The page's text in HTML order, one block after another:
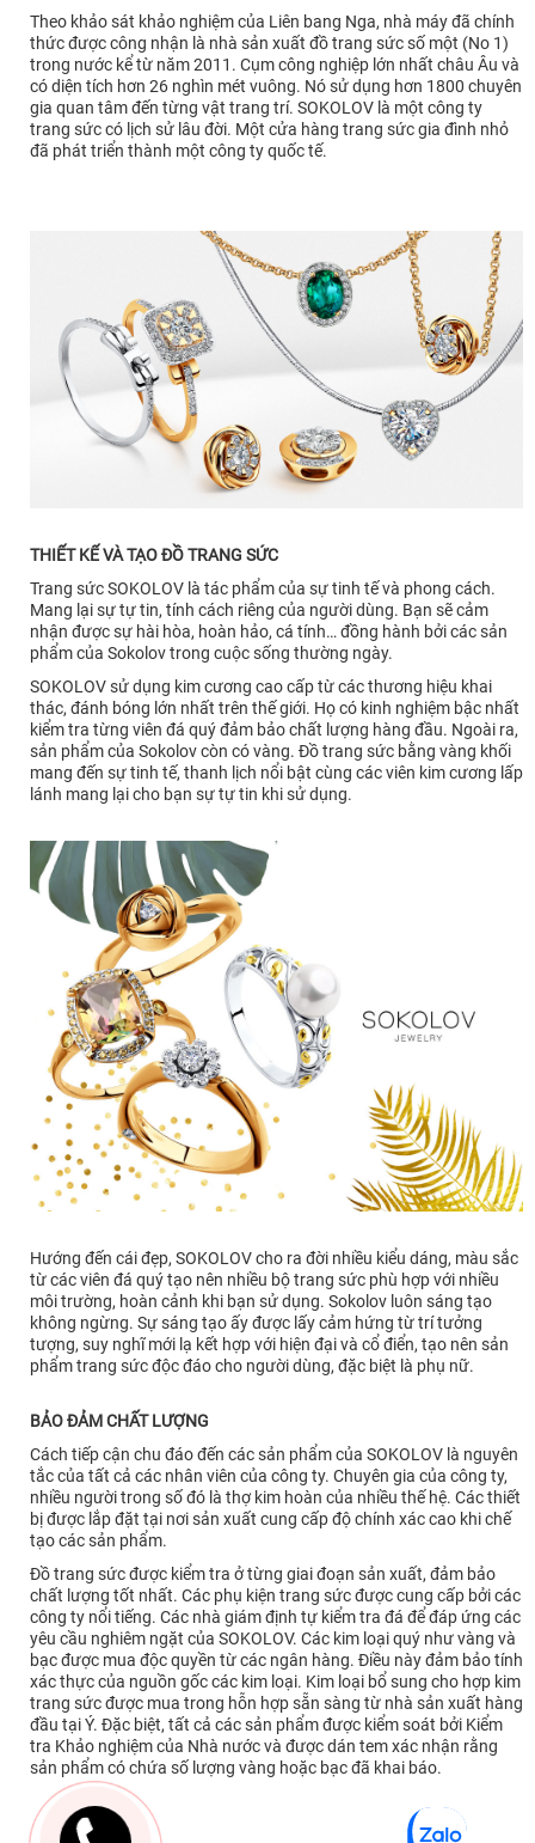
Theo khảo sát khảo nghiệm của Liên bang Nga, nhà máy đã chính
thức được công nhận là nhà sản xuất đồ trang sức số một (No 1)
trong nước kể từ năm 2011. Cụm công nghiệp lớn nhất châu Âu và
có diện tích hơn 26 nghìn mét vuông. Nó sử dụng hơn 1800 chuyên
gia quan tâm đến từng vật trang trí. SOKOLOV là một công ty
trang sức có lịch sử lâu đời. Một cửa hàng trang sức gia đình nhỏ
đã phát triển thành một công ty quốc tế.
THIẾT KẾ VÀ TẠO ĐỒ TRANG SỨC
Trang sức SOKOLOV là tác phẩm của sự tinh tế và phong cách.
Mang lại sự tự tin, tính cách riêng của người dùng. Bạn sẽ cảm
nhận được sự hài hòa, hoàn hảo, cá tính… đồng hành bởi các sản
phẩm của Sokolov trong cuộc sống thường ngày.
SOKOLOV sử dụng kim cương cao cấp từ các thương hiệu khai
thác, đánh bóng lớn nhất trên thế giới. Họ có kinh nghiệm bậc nhất
kiểm tra từng viên đá quý đảm bảo chất lượng hàng đầu. Ngoài ra,
sản phẩm của Sokolov còn có vàng. Đồ trang sức bằng vàng khối
mang đến sự tinh tế, thanh lịch nổi bật cùng các viên kim cương lấp
lánh mang lại cho bạn sự tự tin khi sử dụng.
Hướng đến cái đẹp, SOKOLOV cho ra đời nhiều kiểu dáng, màu sắc
từ các viên đá quý tạo nên nhiều bộ trang sức phù hợp với nhiều
môi trường, hoàn cảnh khi bạn sử dụng. Sokolov luôn sáng tạo
không ngừng. Sự sáng tạo ấy được lấy cảm hứng từ trí tưởng
tượng, suy nghĩ mới lạ kết hợp với hiện đại và cổ điển, tạo nên sản
phẩm trang sức độc đáo cho người dùng, đặc biệt là phụ nữ.
BẢO ĐẢM CHẤT LƯỢNG
Cách tiếp cận chu đáo đến các sản phẩm của SOKOLOV là nguyên
tắc của tất cả các nhân viên của công ty. Chuyên gia của công ty,
nhiều người trong số đó là thợ kim hoàn của nhiều thế hệ. Các thiết
bị được lắp đặt tại nơi sản xuất cung cấp độ chính xác cao khi chế
tạo các sản phẩm.
Đồ trang sức được kiểm tra ở từng giai đoạn sản xuất, đảm bảo
chất lượng tốt nhất. Các phụ kiện trang sức được cung cấp bởi các
công ty nổi tiếng. Các nhà giám định tự kiểm tra đá để đáp ứng các
yêu cầu nghiêm ngặt của SOKOLOV. Các kim loại quý như vàng và
bạc được mua độc quyền từ các ngân hàng. Điều này đảm bảo tính
xác thực của nguồn gốc các kim loại. Kim loại bổ sung cho hợp kim
trang sức được mua trong hỗn hợp sẵn sàng từ nhà sản xuất hàng
đầu tại Ý. Đặc biệt, tất cả các sản phẩm được kiểm soát bởi Kiểm
tra Khảo nghiệm của Nhà nước và được dán tem xác nhận rằng
sản phẩm có chứa số lượng vàng hoặc bạc đã khai báo.